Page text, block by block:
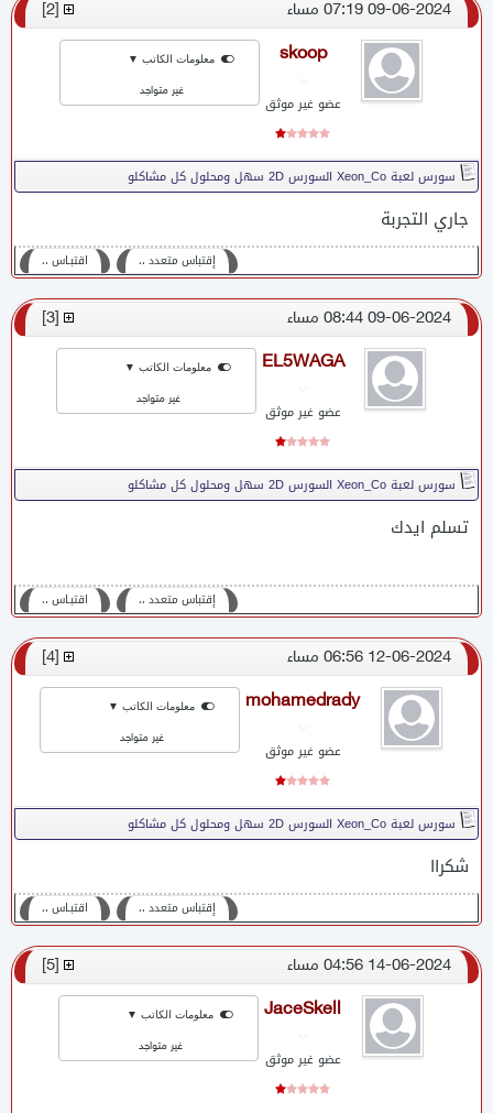
09-06-2024 07:19 مساء [
2
skoop
عضو غير موثق
معلومات الكاتب ▼
غير متواجد
سورس لعبة Xeon_Co السورس 2D سهل ومحلول كل مشاكلو
جاري التجربة
اقتبـاس ،، إقتباس متعدد ،،
09-06-2024 08:44 مساء [
3
EL5WAGA
عضو غير موثق
معلومات الكاتب ▼
غير متواجد
سورس لعبة Xeon_Co السورس 2D سهل ومحلول كل مشاكلو
تسلم ايدك
اقتبـاس ،، إقتباس متعدد ،،
12-06-2024 06:56 مساء [
4
mohamedrady
عضو غير موثق
معلومات الكاتب ▼
غير متواجد
سورس لعبة Xeon_Co السورس 2D سهل ومحلول كل مشاكلو
شكراا
اقتبـاس ،، إقتباس متعدد ،،
14-06-2024 04:56 مساء [
5
JaceSkell
عضو غير موثق
معلومات الكاتب ▼
غير متواجد